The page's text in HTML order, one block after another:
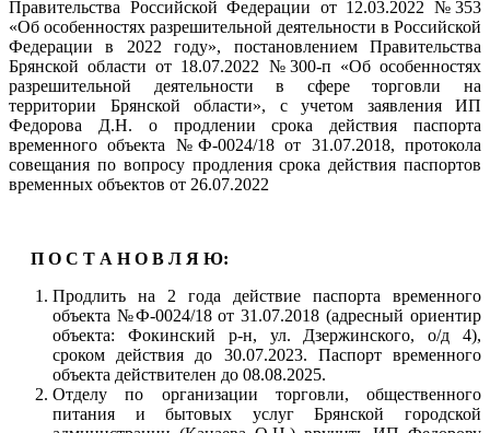
Правительства Российской Федерации от 12.03.2022 №353
«Об особенностях разрешительной деятельности в Российской
Федерации в 2022 году», постановлением Правительства
Брянской области от 18.07.2022 №300-п «Об особенностях
разрешительной деятельности в сфере торговли на
территории Брянской области», с учетом заявления ИП
Федорова Д.Н. о продлении срока действия паспорта
временного объекта №Ф-0024/18 от 31.07.2018, протокола
совещания по вопросу продления срока действия паспортов
временных объектов от 26.07.2022
П О С Т А Н О В Л Я Ю:
Продлить на 2 года действие паспорта временного
объекта №Ф-0024/18 от 31.07.2018 (адресный ориентир
объекта: Фокинский р-н, ул. Дзержинского, о/д 4),
сроком действия до 30.07.2023. Паспорт временного
объекта действителен до 08.08.2025.
Отделу по организации торговли, общественного
питания и бытовых услуг Брянской городской